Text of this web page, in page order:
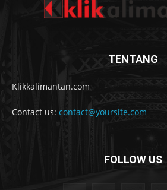
TENTANG
Klikkalimantan.com
Contact us: contact@yoursite.com
FOLLOW US